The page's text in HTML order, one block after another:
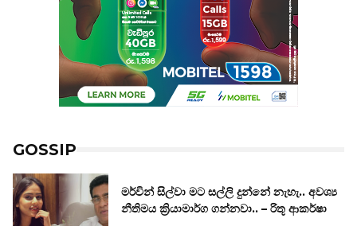
GOSSIP
මර්වින් සිල්වා මට සල්ලි දුන්නේ නැහැ.. අවශ්‍ය
නීතිමය ක්‍රියාමාර්ග ගන්නවා.. – රිතූ ආකර්ෂා